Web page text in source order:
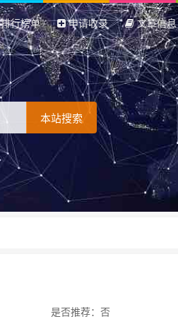
排行榜单 申请收录 文章信息
本站搜索
是否推荐：否